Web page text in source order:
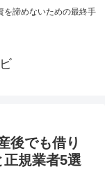
を諦めないための最終手
後でも借り
規業者5選